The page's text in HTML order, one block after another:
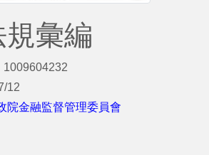
彙編
1009604232
12
院金融監督管理委員會